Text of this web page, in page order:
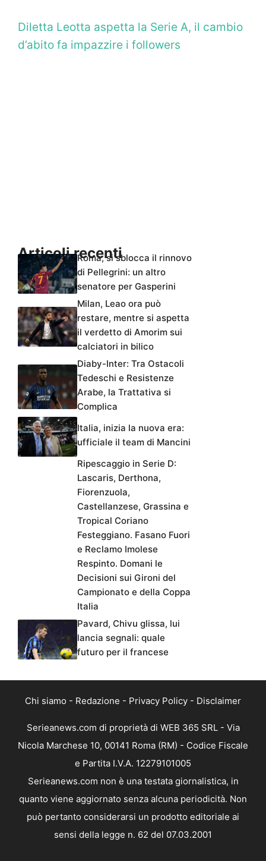
Diletta Leotta aspetta la Serie A, il cambio
d’abito fa impazzire i followers
Articoli recentiRoma, si sblocca il rinnovo
di Pellegrini: un altro
senatore per Gasperini
Milan, Leao ora può
restare, mentre si aspetta
il verdetto di Amorim sui
calciatori in bilico
Diaby-Inter: Tra Ostacoli
Tedeschi e Resistenze
Arabe, la Trattativa si
Complica
Italia, inizia la nuova era:
ufficiale il team di Mancini
Ripescaggio in Serie D:
Lascaris, Derthona,
Fiorenzuola,
Castellanzese, Grassina e
Tropical Coriano
Festeggiano. Fasano Fuori
e Reclamo Imolese
Respinto. Domani le
Decisioni sui Gironi del
Campionato e della Coppa
Italia
Pavard, Chivu glissa, lui
lancia segnali: quale
futuro per il francese
Chi siamo - Redazione - Privacy Policy - Disclaimer
Serieanews.com di proprietà di WEB 365 SRL - Via
Nicola Marchese 10, 00141 Roma (RM) - Codice Fiscale
e Partita I.V.A. 12279101005
Serieanews.com non è una testata giornalistica, in
quanto viene aggiornato senza alcuna periodicità. Non
può pertanto considerarsi un prodotto editoriale ai
sensi della legge n. 62 del 07.03.2001